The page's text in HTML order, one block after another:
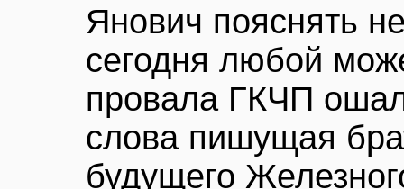
Янович пояснять
сегодня любой
провала ГКЧП
слова пишущая
будущего